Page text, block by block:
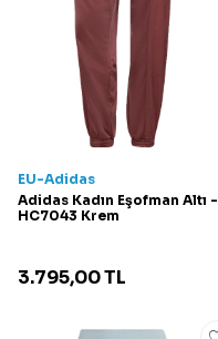
EU-Adidas
Adidas Kadın Eşofman Altı -
HC7043 Krem
3.795,00TL